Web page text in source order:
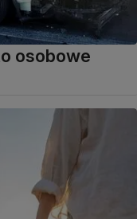
osobowe